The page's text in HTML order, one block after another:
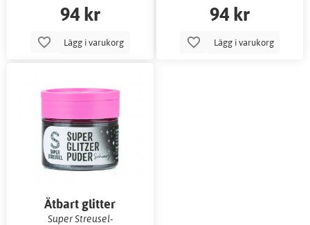
94 kr
Lägg i varukorg
94 kr
Lägg i varukorg
Ätbart glitter
Super Streusel-